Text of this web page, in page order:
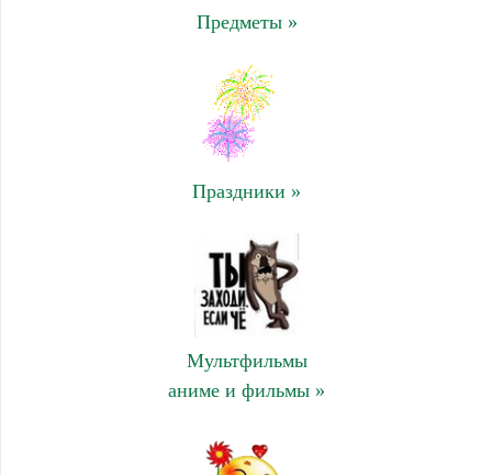
Предметы »
Праздники »
Мультфильмы
аниме и фильмы »